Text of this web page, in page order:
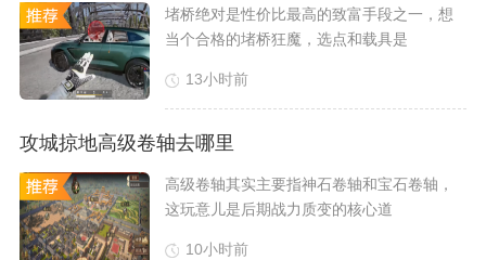
堵桥绝对是性价比最高的致富手段之一，想
当个合格的堵桥狂魔，选点和载具是
13小时前
攻城掠地高级卷轴去哪里
​高级卷轴其实主要指神石卷轴和宝石卷轴，
这玩意儿是后期战力质变的核心道
10小时前